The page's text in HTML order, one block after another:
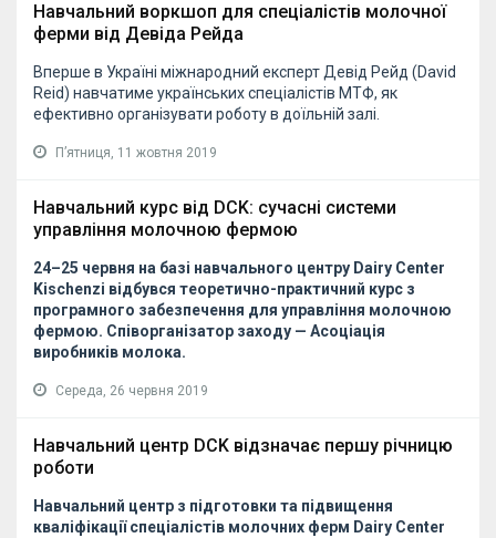
Навчальний воркшоп для спеціалістів молочної
ферми від Девіда Рейда
Вперше в Україні міжнародний експерт Девід Рейд (David
Reid) навчатиме українських спеціалістів МТФ, як
ефективно організувати роботу в доїльній залі.
Пʼятниця, 11 жовтня 2019
Навчальний курс від DCK: сучасні системи
управління молочною фермою
24–25 червня на базі навчального центру Dairy Center
Kischenzi відбувся теоретично-практичний курс з
програмного забезпечення для управління молочною
фермою. Співорганізатор заходу — Асоціація
виробників молока.
Середа, 26 червня 2019
Навчальний центр DCK відзначає першу річницю
роботи
Навчальний центр з підготовки та підвищення
кваліфікації спеціалістів молочних ферм Dairy Center